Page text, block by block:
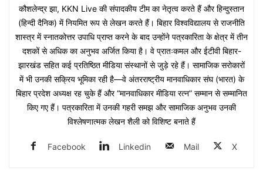
कौशलेन्द्र झा, KKN Live की संपादकीय टीम का नेतृत्व करते हैं और हिन्दुस्तान
(हिन्दी दैनिक) में नियमित रूप से लेखन करते हैं। बिहार विश्वविद्यालय से राजनीति
शास्त्र में स्नातकोत्तर उपाधि प्राप्त करने के बाद उन्होंने पत्रकारिता के क्षेत्र में तीन
दशकों से अधिक का अनुभव अर्जित किया है। वे प्रातःकमल और ईटीवी बिहार-
झारखंड सहित कई प्रतिष्ठित मीडिया संस्थानों से जुड़े रहे हैं। सामाजिक सरोकारों
में भी उनकी सक्रिय भूमिका रही है—वे अंतरराष्ट्रीय मानवाधिकार संघ (भारत) के
बिहार प्रदेश अध्यक्ष रह चुके हैं और “मानवाधिकार मीडिया रत्न” सम्मान से सम्मानित
किए गए हैं। पत्रकारिता में उनकी गहरी समझ और सामाजिक अनुभव उनकी
विश्लेषणात्मक लेखन शैली को विशिष्ट बनाते हैं
Facebook Linkedin Mail X